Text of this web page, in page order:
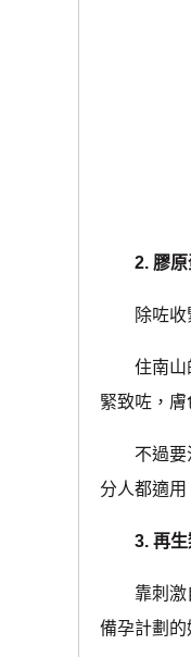
2. 膠
除咗收緊
住南山的
緊致咗，膚
不過要注
分人都適用
3. 再
靠刺激自
備孕計劃的